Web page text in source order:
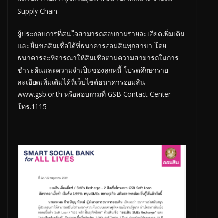
Supply Chain
ผู้ประกอบการที่สนใจสามารถสอบถามรายละเอียดเพิ่มเติม
และยื่นขอสินเชื่อได้ที่ธนาคารออมสินทุกสาขา โดย
ธนาคารจะพิจารณาให้สินเชื่อตามความสามารถในการ
ชำระคืนและความจำเป็นของลูกหนี้ โปรดศึกษาราย
ละเอียดเพิ่มเติมได้ที่เว็บไซต์ธนาคารออมสิน
www.gsb.or.th หรือสอบถามที่ GSB Contact Center
โทร.1115